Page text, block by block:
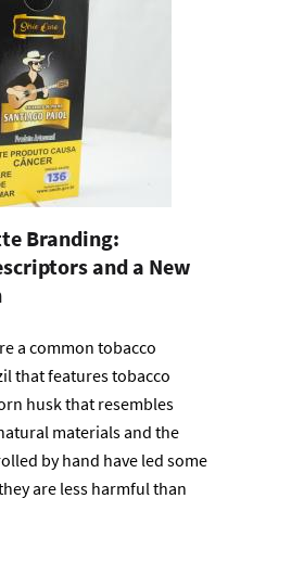
Branding:
and a New
a common tobacco
that features tobacco
husk that resembles
materials and the
by hand have led some
are less harmful than